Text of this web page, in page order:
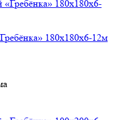
180х180х6-12м